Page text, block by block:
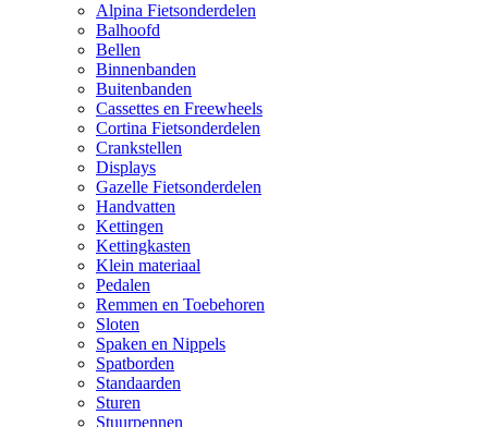
Alpina Fietsonderdelen
Balhoofd
Bellen
Binnenbanden
Buitenbanden
Cassettes en Freewheels
Cortina Fietsonderdelen
Crankstellen
Displays
Gazelle Fietsonderdelen
Handvatten
Kettingen
Kettingkasten
Klein materiaal
Pedalen
Remmen en Toebehoren
Sloten
Spaken en Nippels
Spatborden
Standaarden
Sturen
Stuurpennen